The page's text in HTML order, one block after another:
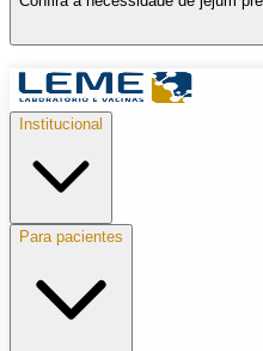
Institucional
Para pacientes